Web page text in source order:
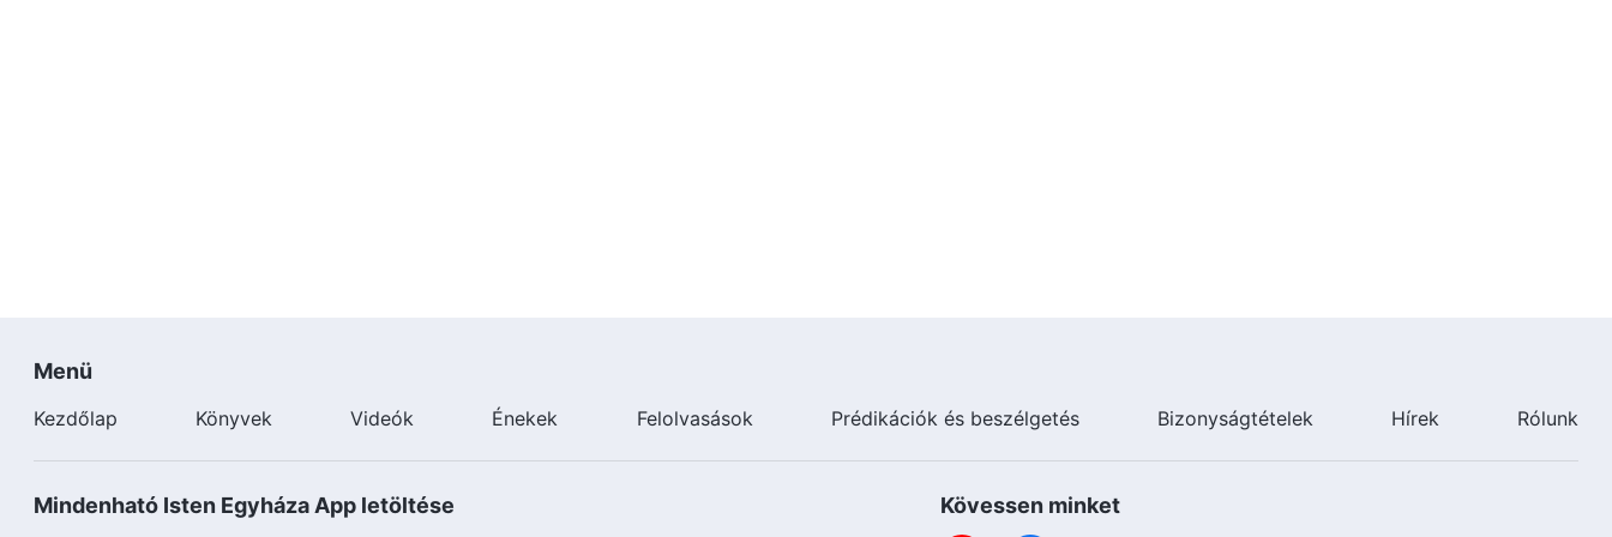
Menü
Kezdőlap Könyvek Videók Énekek Felolvasások Prédikációk és beszélgetés Bizonyságtételek Hírek Rólunk
Mindenható Isten Egyháza App letöltése Kövessen minket